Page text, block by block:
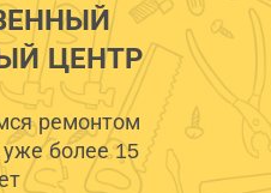
ЦЕНТР
ремонтом
более 15